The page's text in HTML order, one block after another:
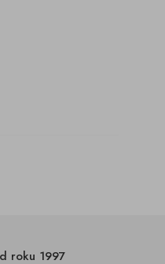
roku 1997